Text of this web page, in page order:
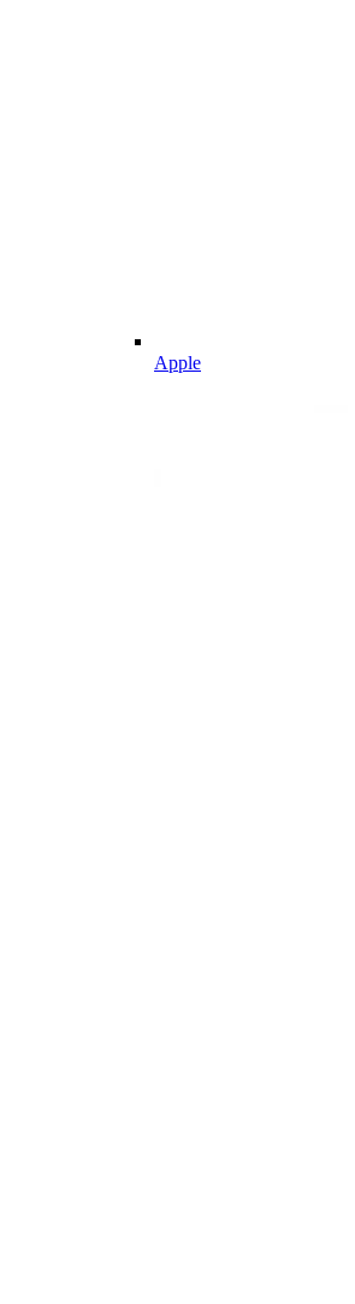
Apple